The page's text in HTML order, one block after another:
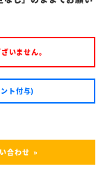
いません。
ト付与)
合わせ